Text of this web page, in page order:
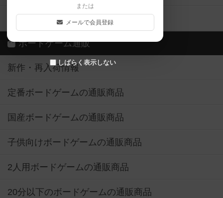
または
メールで会員登録
しばらく表示しない
ボドゲーマご利用案内
ボードゲーム通販
新作・再入荷情報
定番ボードゲームの通販商品
国産ボードゲームの通販商品
子供向けボードゲームの通販商品
2人用ボードゲームの通販商品
20分以下のボードゲームの通販商品